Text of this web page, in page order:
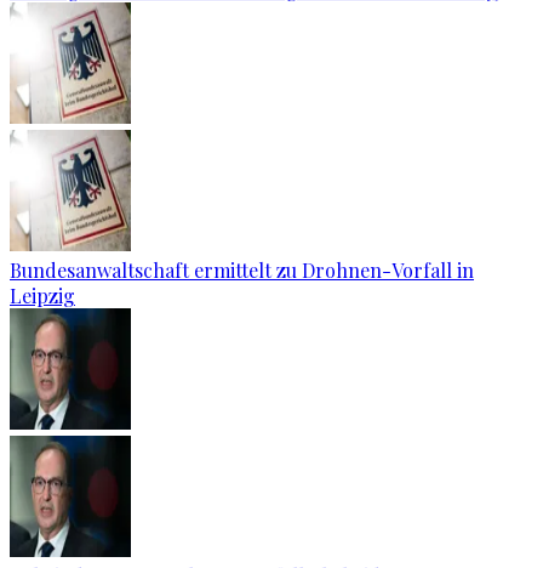
Bundesanwaltschaft ermittelt zu Drohnen-Vorfall in
Leipzig